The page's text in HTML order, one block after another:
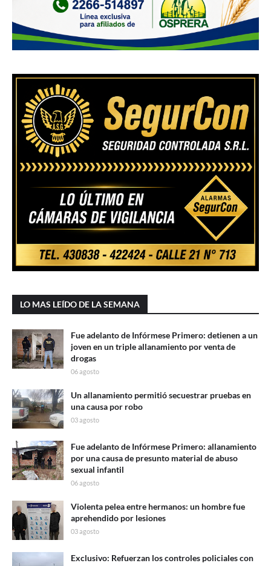
LO MAS LEÍDO DE LA SEMANA
Fue adelanto de Infórmese Primero: detienen a un
joven en un triple allanamiento por venta de
drogas
06 agosto
Un allanamiento permitió secuestrar pruebas en
una causa por robo
03 agosto
Fue adelanto de Infórmese Primero: allanamiento
por una causa de presunto material de abuso
sexual infantil
06 agosto
Violenta pelea entre hermanos: un hombre fue
aprehendido por lesiones
03 agosto
Exclusivo: Refuerzan los controles policiales con